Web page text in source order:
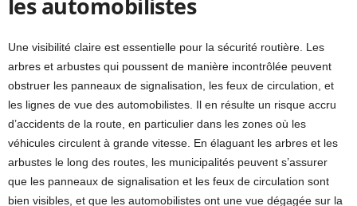
les automobilistes
Une visibilité claire est essentielle pour la sécurité routière. Les
arbres et arbustes qui poussent de manière incontrôlée peuvent
obstruer les panneaux de signalisation, les feux de circulation, et
les lignes de vue des automobilistes. Il en résulte un risque accru
d’accidents de la route, en particulier dans les zones où les
véhicules circulent à grande vitesse. En élaguant les arbres et les
arbustes le long des routes, les municipalités peuvent s’assurer
que les panneaux de signalisation et les feux de circulation sont
bien visibles, et que les automobilistes ont une vue dégagée sur la